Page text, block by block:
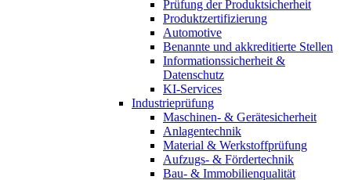
Prüfung der Produktsicherheit
Produktzertifizierung
Automotive
Benannte und akkreditierte Stellen
Informationssicherheit &
Datenschutz
KI-Services
Industrieprüfung
Maschinen- & Gerätesicherheit
Anlagentechnik
Material & Werkstoffprüfung
Aufzugs- & Fördertechnik
Bau- & Immobilienqualität